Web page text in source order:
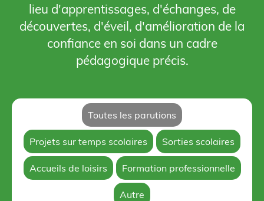
lieu d'apprentissages, d'échanges, de
découvertes, d'éveil, d'amélioration de la
confiance en soi dans un cadre
pédagogique précis.
Toutes les parutions
Projets sur temps scolaires Sorties scolaires
Accueils de loisirs Formation professionnelle
Autre